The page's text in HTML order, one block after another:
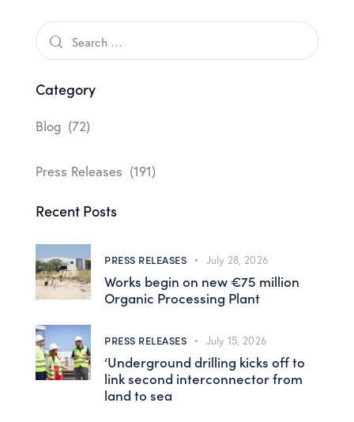
Category
Blog (72)
Press Releases (191)
Recent Posts
PRESS RELEASES July 28, 2026
Works begin on new €75 million
Organic Processing Plant
PRESS RELEASES July 15, 2026
‘Underground drilling kicks off to
link second interconnector from
land to sea